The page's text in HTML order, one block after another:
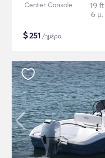
Center Console
19 ft
6 μ.
$251 /ημέρα